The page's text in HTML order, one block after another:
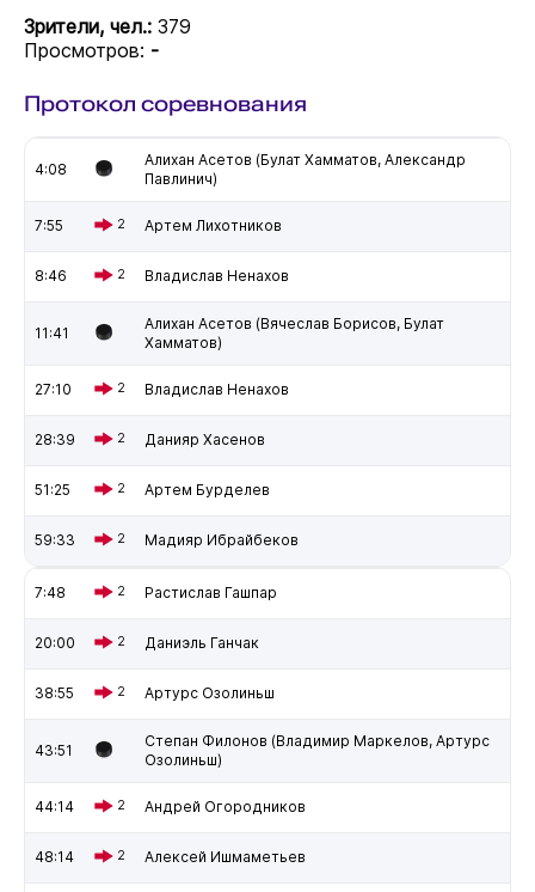
Зрители, чел.: 379
Просмотров: -
Протокол соревнования
4:08
Алихан Асетов (Булат Хамматов, Александр
Павлинич)
7:55 2 Артем Лихотников
8:46 2 Владислав Ненахов
11:41
Алихан Асетов (Вячеслав Борисов, Булат
Хамматов)
27:10 2 Владислав Ненахов
28:39 2 Данияр Хасенов
51:25 2 Артем Бурделев
59:33 2 Мадияр Ибрайбеков
7:48 2 Растислав Гашпар
20:00 2 Даниэль Ганчак
38:55 2 Артурс Озолиньш
43:51
Степан Филонов (Владимир Маркелов, Артурс
Озолиньш)
44:14 2 Андрей Огородников
48:14 2 Алексей Ишмаметьев